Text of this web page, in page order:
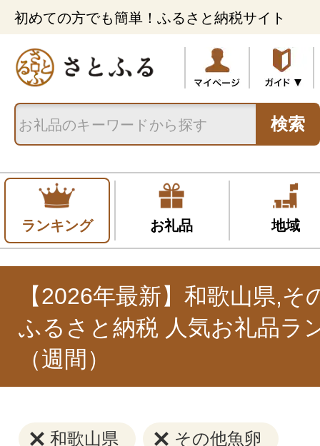
初めての方でも簡単！ふるさと納税サイト
検索
ランキング お礼品 地域
【2026年最新】和歌山県,そ
ふるさと納税 人気お礼品ラ
（週間）
和歌山県 その他魚卵